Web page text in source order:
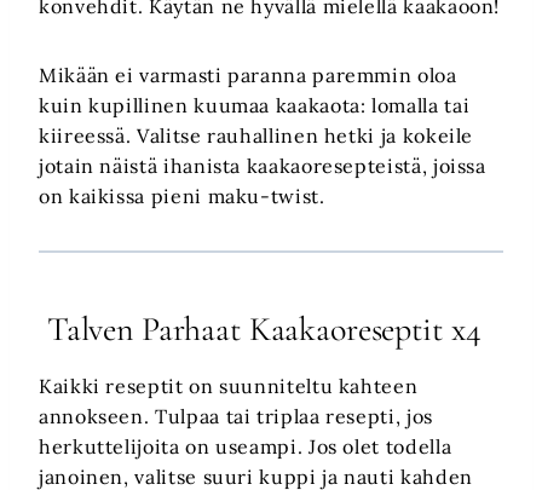
konvehdit. Käytän ne hyvällä mielellä kaakaoon!
Mikään ei varmasti paranna paremmin oloa
kuin kupillinen kuumaa kaakaota: lomalla tai
kiireessä. Valitse rauhallinen hetki ja kokeile
jotain näistä ihanista kaakaoresepteistä, joissa
on kaikissa pieni maku-twist.
Talven Parhaat Kaakaoreseptit x4
Kaikki reseptit on suunniteltu kahteen
annokseen. Tulpaa tai triplaa resepti, jos
herkuttelijoita on useampi. Jos olet todella
janoinen, valitse suuri kuppi ja nauti kahden